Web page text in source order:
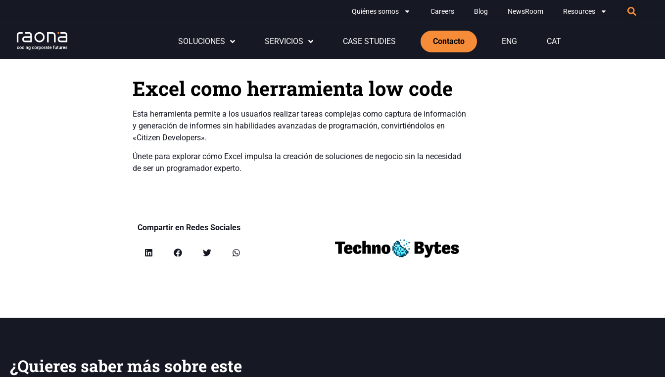
Quiénes somos Careers Blog NewsRoom Resources
SOLUCIONES SERVICIOS CASE STUDIES Contacto ENG CAT
Excel como herramienta low code
Esta herramienta permite a los usuarios realizar tareas complejas como captura de información
y generación de informes sin habilidades avanzadas de programación, convirtiéndolos en
«Citizen Developers».
Únete para explorar cómo Excel impulsa la creación de soluciones de negocio sin la necesidad
de ser un programador experto.
Compartir en Redes Sociales
¿Quieres saber más sobre este